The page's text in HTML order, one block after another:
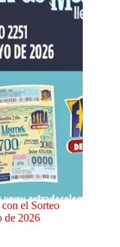
el Sorteo
de 2026